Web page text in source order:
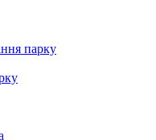
парку